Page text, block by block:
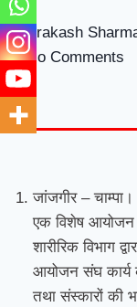
Prakash
No Comments
जांजगीर –
एक विशेष आयोजन
शारीरिक विभाग
आयोजन संघ
तथा संस्कारों की